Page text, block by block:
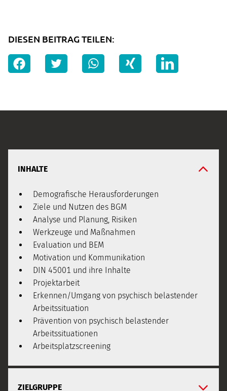
DIESEN BEITRAG TEILEN:
INHALTE
Demografische Herausforderungen
Ziele und Nutzen des BGM
Analyse und Planung, Risiken
Werkzeuge und Maßnahmen
Evaluation und BEM
Motivation und Kommunikation
DIN 45001 und ihre Inhalte
Projektarbeit
Erkennen/Umgang von psychisch belastender
Arbeitssituation
Prävention von psychisch belastender
Arbeitssituationen
Arbeitsplatzscreening
ZIELGRUPPE